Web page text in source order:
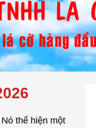
thể hiện một